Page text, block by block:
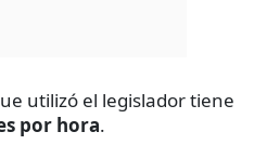
utilizó el legislador tiene
por hora.